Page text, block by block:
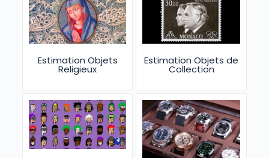
Estimation Objets
Religieux
Estimation Objets de
Collection